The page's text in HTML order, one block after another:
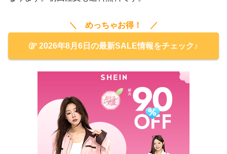
＼ めっちゃお得！ ／
2026年8月6日の最新SALE情報をチェック♪